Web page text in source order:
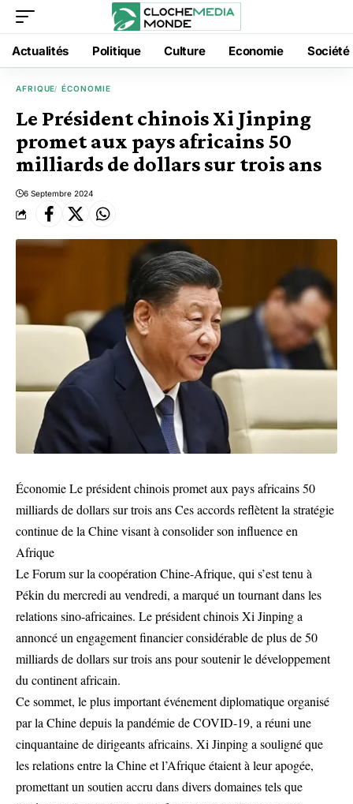
Actualités Politique Culture Economie Société
AFRIQUE ÉCONOMIE
Le Président chinois Xi Jinping
promet aux pays africains 50
milliards de dollars sur trois ans
6 Septembre 2024
Économie Le président chinois promet aux pays africains 50
milliards de dollars sur trois ans Ces accords reflètent la stratégie
continue de la Chine visant à consolider son influence en
Afrique
Le Forum sur la coopération Chine-Afrique, qui s’est tenu à
Pékin du mercredi au vendredi, a marqué un tournant dans les
relations sino-africaines. Le président chinois Xi Jinping a
annoncé un engagement financier considérable de plus de 50
milliards de dollars sur trois ans pour soutenir le développement
du continent africain.
Ce sommet, le plus important événement diplomatique organisé
par la Chine depuis la pandémie de COVID-19, a réuni une
cinquantaine de dirigeants africains. Xi Jinping a souligné que
les relations entre la Chine et l’Afrique étaient à leur apogée,
promettant un soutien accru dans divers domaines tels que